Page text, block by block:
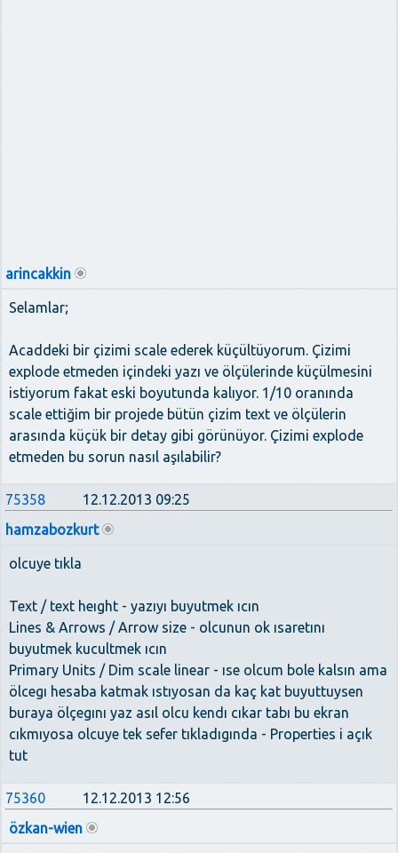
arincakkin
Selamlar;
Acaddeki bir çizimi scale ederek küçültüyorum. Çizimi
explode etmeden içindeki yazı ve ölçülerinde küçülmesini
istiyorum fakat eski boyutunda kalıyor. 1/10 oranında
scale ettiğim bir projede bütün çizim text ve ölçülerin
arasında küçük bir detay gibi görünüyor. Çizimi explode
etmeden bu sorun nasıl aşılabilir?
75358
12.12.2013 09:25
hamzabozkurt
olcuye tıkla
Text / text heıght - yazıyı buyutmek ıcın
Lines & Arrows / Arrow size - olcunun ok ısaretını
buyutmek kucultmek ıcın
Primary Units / Dim scale linear - ıse olcum bole kalsın ama
ölcegı hesaba katmak ıstıyosan da kaç kat buyuttuysen
buraya ölçegını yaz asıl olcu kendı cıkar tabı bu ekran
cıkmıyosa olcuye tek sefer tıkladıgında - Properties i açık
tut
75360
12.12.2013 12:56
özkan-wien